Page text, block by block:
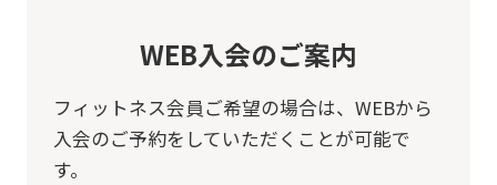
WEB入会のご案内
フィットネス会員ご希望の場合は、 WEBから
入会のご予約をしていただくことが可能で
す。
of
this
website
will